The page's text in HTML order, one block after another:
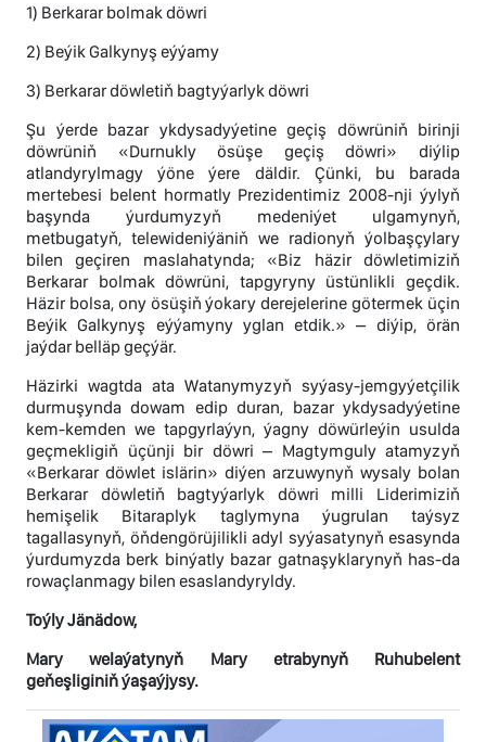
1) Berkarar bolmak döwri
2) Beýik Galkynyş eýýamy
3) Berkarar döwletiň bagtyýarlyk döwri
Şu ýerde bazar ykdysadyýetine geçiş döwrüniň birinji
döwrüniň «Durnukly ösüşe geçiş döwri» diýlip
atlandyrylmagy ýöne ýere däldir. Çünki, bu barada
mertebesi belent hormatly Prezidentimiz 2008-nji ýylyň
başynda ýurdumyzyň medeniýet ulgamynyň,
metbugatyň, telewideniýäniň we radionyň ýolbaşçylary
bilen geçiren maslahatynda; «Biz häzir döwletimiziň
Berkarar bolmak döwrüni, tapgyryny üstünlikli geçdik.
Häzir bolsa, ony ösüşiň ýokary derejelerine götermek üçin
Beýik Galkynyş eýýamyny yglan etdik.» – diýip, örän
jaýdar belläp geçýär.
Häzirki wagtda ata Watanymyzyň syýasy-jemgyýetçilik
durmuşynda dowam edip duran, bazar ykdysadyýetine
kem-kemden we tapgyrlaýyn, ýagny döwürleýin usulda
geçmekligiň üçünji bir döwri – Magtymguly atamyzyň
«Berkarar döwlet islärin» diýen arzuwynyň wysaly bolan
Berkarar döwletiň bagtyýarlyk döwri milli Liderimiziň
hemişelik Bitaraplyk taglymyna ýugrulan taýsyz
tagallasynyň, öňdengörüjilikli adyl syýasatynyň esasynda
ýurdumyzda berk binýatly bazar gatnaşyklarynyň has-da
rowaçlanmagy bilen esaslandyryldy.
Toýly Jänädow,
Mary welaýatynyň Mary etrabynyň Ruhubelent
geňeşliginiň ýaşaýjysy.